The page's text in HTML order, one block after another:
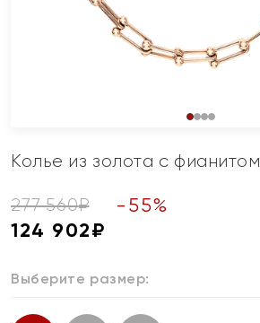
Колье из золота с фианитом
277 560₽ - 55%
124 902₽
Выберите размер: